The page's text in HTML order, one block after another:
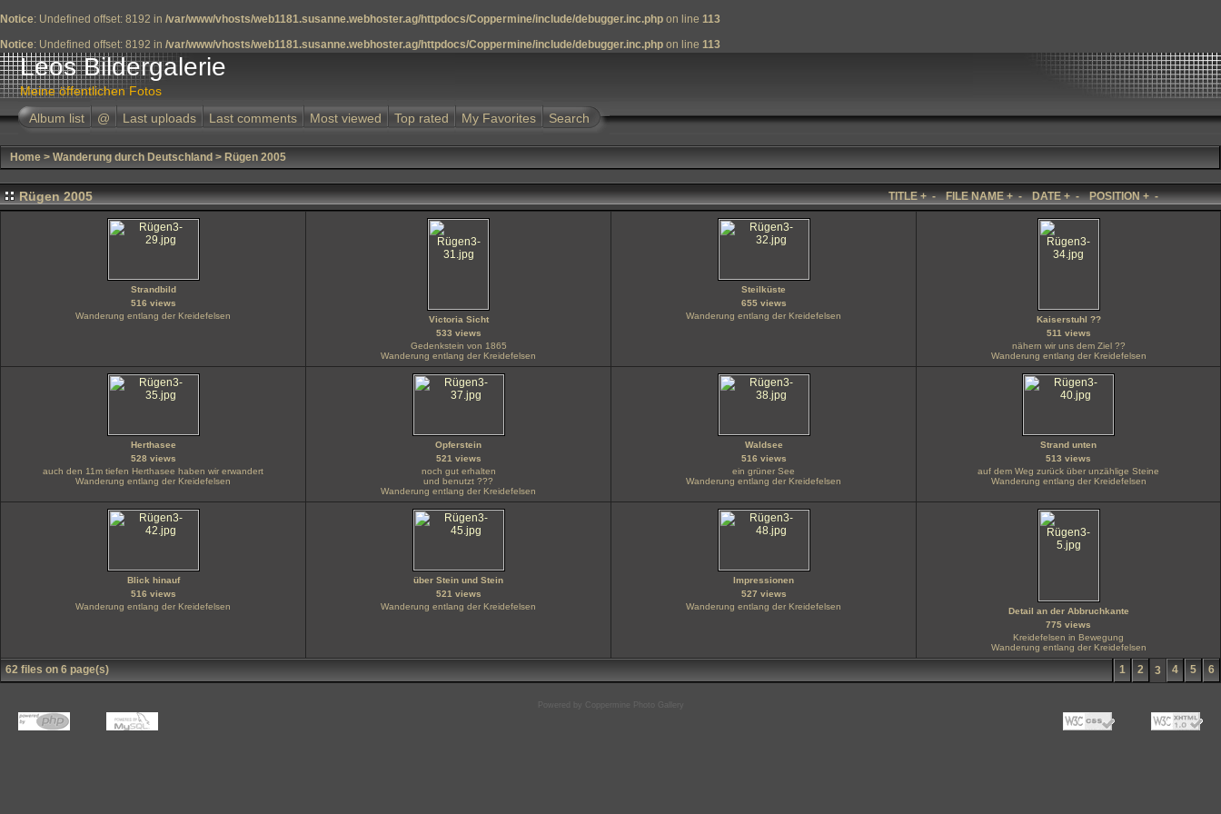
Notice: Undefined offset: 8192 in /var/www/vhosts/web1181.susanne.webhoster.ag/httpdocs/Coppermine/include/debugger.inc.php on line 113
Notice: Undefined offset: 8192 in /var/www/vhosts/web1181.susanne.webhoster.ag/httpdocs/Coppermine/include/debugger.inc.php on line 113
Leos Bildergalerie
Meine öffentlichen Fotos
Album list
@ Last uploads Last comments Most viewed Top rated My Favorites Search
Home > Wanderung durch Deutschland > Rügen 2005
Rügen 2005 TITLE+- FILE NAME+- DATE+- POSITION+-
Strandbild
516 views
Wanderung entlang der Kreidefelsen
Victoria Sicht
533 views
Gedenkstein von 1865
Wanderung entlang der Kreidefelsen
Steilküste
655 views
Wanderung entlang der Kreidefelsen
Kaiserstuhl ??
511 views
nähern wir uns dem Ziel ??
Wanderung entlang der Kreidefelsen
Herthasee
528 views
auch den 11m tiefen Herthasee haben wir erwandert
Wanderung entlang der Kreidefelsen
Opferstein
521 views
noch gut erhalten
und benutzt ???
Wanderung entlang der Kreidefelsen
Waldsee
516 views
ein grüner See
Wanderung entlang der Kreidefelsen
Strand unten
513 views
auf dem Weg zurück über unzählige Steine
Wanderung entlang der Kreidefelsen
Blick hinauf
516 views
Wanderung entlang der Kreidefelsen
über Stein und Stein
521 views
Wanderung entlang der Kreidefelsen
Impressionen
527 views
Wanderung entlang der Kreidefelsen
Detail an der Abbruchkante
775 views
Kreidefelsen in Bewegung
Wanderung entlang der Kreidefelsen
62 files on 6 page(s) 1 2 3 4 5 6